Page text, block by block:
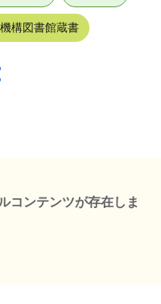
構図書館蔵書
コンテンツが存在しま